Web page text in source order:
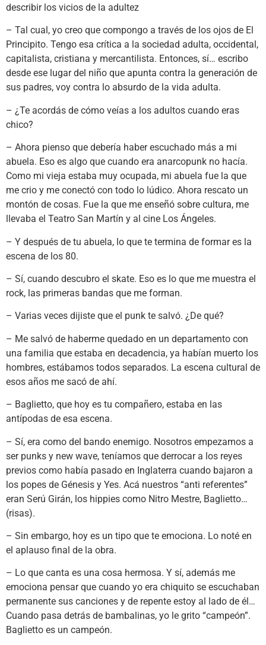
describir los vicios de la adultez
– Tal cual, yo creo que compongo a través de los ojos de El
Principito. Tengo esa crítica a la sociedad adulta, occidental,
capitalista, cristiana y mercantilista. Entonces, sí… escribo
desde ese lugar del niño que apunta contra la generación de
sus padres, voy contra lo absurdo de la vida adulta.
– ¿Te acordás de cómo veías a los adultos cuando eras
chico?
– Ahora pienso que debería haber escuchado más a mi
abuela. Eso es algo que cuando era anarcopunk no hacía.
Como mi vieja estaba muy ocupada, mi abuela fue la que
me crio y me conectó con todo lo lúdico. Ahora rescato un
montón de cosas. Fue la que me enseñó sobre cultura, me
llevaba el Teatro San Martín y al cine Los Ángeles.
– Y después de tu abuela, lo que te termina de formar es la
escena de los 80.
– Sí, cuando descubro el skate. Eso es lo que me muestra el
rock, las primeras bandas que me forman.
– Varias veces dijiste que el punk te salvó. ¿De qué?
– Me salvó de haberme quedado en un departamento con
una familia que estaba en decadencia, ya habían muerto los
hombres, estábamos todos separados. La escena cultural de
esos años me sacó de ahí.
– Baglietto, que hoy es tu compañero, estaba en las
antípodas de esa escena.
– Sí, era como del bando enemigo. Nosotros empezamos a
ser punks y new wave, teníamos que derrocar a los reyes
previos como había pasado en Inglaterra cuando bajaron a
los popes de Génesis y Yes. Acá nuestros “anti referentes”
eran Serú Girán, los hippies como Nitro Mestre, Baglietto…
(risas).
– Sin embargo, hoy es un tipo que te emociona. Lo noté en
el aplauso final de la obra.
– Lo que canta es una cosa hermosa. Y sí, además me
emociona pensar que cuando yo era chiquito se escuchaban
permanente sus canciones y de repente estoy al lado de él…
Cuando pasa detrás de bambalinas, yo le grito “campeón”.
Baglietto es un campeón.